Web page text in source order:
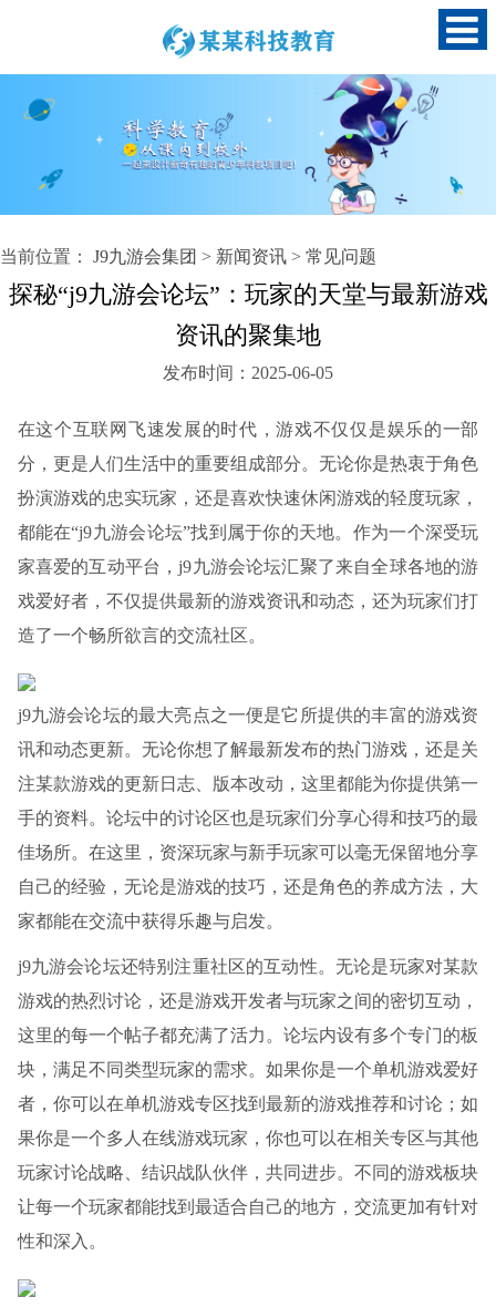
当前位置： J9九游会集团 > 新闻资讯 > 常见问题
探秘“j9九游会论坛”：玩家的天堂与最新游戏
资讯的聚集地
发布时间：2025-06-05
在这个互联网飞速发展的时代，游戏不仅仅是娱乐的一部
分，更是人们生活中的重要组成部分。无论你是热衷于角色
扮演游戏的忠实玩家，还是喜欢快速休闲游戏的轻度玩家，
都能在“j9九游会论坛”找到属于你的天地。作为一个深受玩
家喜爱的互动平台，j9九游会论坛汇聚了来自全球各地的游
戏爱好者，不仅提供最新的游戏资讯和动态，还为玩家们打
造了一个畅所欲言的交流社区。
j9九游会论坛的最大亮点之一便是它所提供的丰富的游戏资
讯和动态更新。无论你想了解最新发布的热门游戏，还是关
注某款游戏的更新日志、版本改动，这里都能为你提供第一
手的资料。论坛中的讨论区也是玩家们分享心得和技巧的最
佳场所。在这里，资深玩家与新手玩家可以毫无保留地分享
自己的经验，无论是游戏的技巧，还是角色的养成方法，大
家都能在交流中获得乐趣与启发。
j9九游会论坛还特别注重社区的互动性。无论是玩家对某款
游戏的热烈讨论，还是游戏开发者与玩家之间的密切互动，
这里的每一个帖子都充满了活力。论坛内设有多个专门的板
块，满足不同类型玩家的需求。如果你是一个单机游戏爱好
者，你可以在单机游戏专区找到最新的游戏推荐和讨论；如
果你是一个多人在线游戏玩家，你也可以在相关专区与其他
玩家讨论战略、结识战队伙伴，共同进步。不同的游戏板块
让每一个玩家都能找到最适合自己的地方，交流更加有针对
性和深入。